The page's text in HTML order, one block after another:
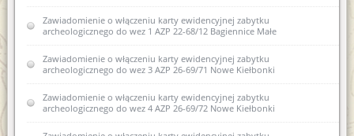
Zawiadomienie o włączeniu karty ewidencyjnej zabytku
archeologicznego do wez 1 AZP 22-68/12 Bagiennice Małe
Zawiadomienie o włączeniu karty ewidencyjnej zabytku
archeologicznego do wez 3 AZP 26-69/71 Nowe Kiełbonki
Zawiadomienie o włączeniu karty ewidencyjnej zabytku
archeologicznego do wez 4 AZP 26-69/72 Nowe Kiełbonki